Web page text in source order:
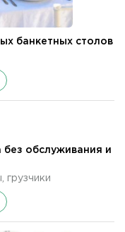
банкетных столов
без обслуживания и
грузчики